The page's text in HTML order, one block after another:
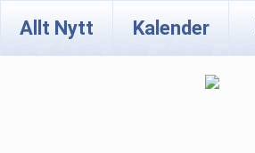
Allt Nytt Kalender